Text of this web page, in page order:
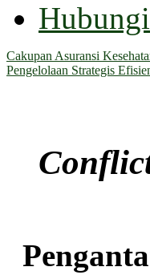
Cakupan Asuransi
Pengelolaan Strategis